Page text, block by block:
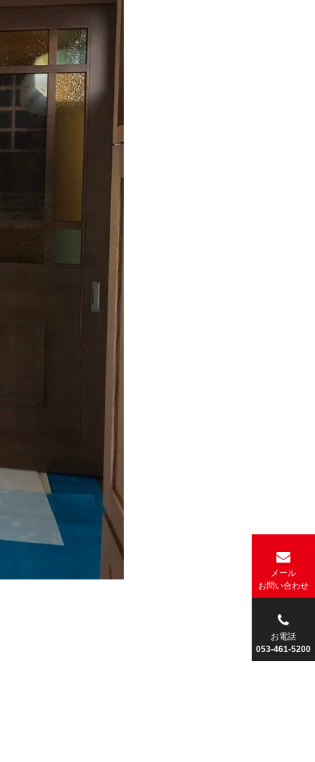
メール
お問い合わせ
お電話
053-461-5200